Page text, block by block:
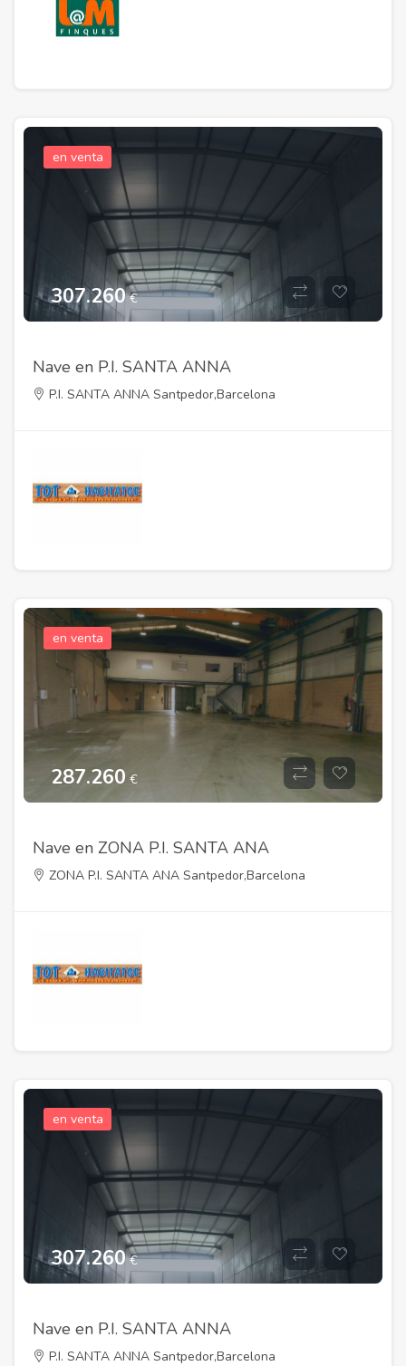
en venta
307.260€
Nave en P.I. SANTA ANNA
P.I. SANTA ANNA Santpedor,Barcelona
en venta
287.260 €
Nave en ZONA P.I. SANTA ANA
ZONA P.I. SANTA ANA Santpedor,Barcelona
en venta
307.260€
Nave en P.I. SANTA ANNA
P.I. SANTA ANNA Santpedor,Barcelona